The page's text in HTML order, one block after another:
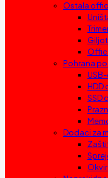
Ostala
Pohrana
HDD
SSD
Dodaci za